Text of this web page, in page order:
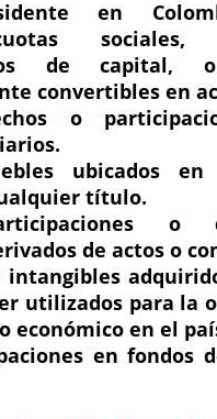
en
sociales,
de capital,
convertibles en
o
ubicados
título.
o
de actos o
intangibles
utilizados para la
económico en el
en fondos